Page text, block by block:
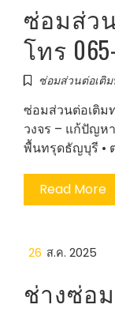
ซ่อมส่ว
โทร
ซ่อมส่วนต่อเติ
ซ่อมส่วนต่อเติ
วงจร – แก้ปัญห
พื้นทรุดธัญบุรี •
Read More
26 ส.ค. 2025
ช่างซ่อ